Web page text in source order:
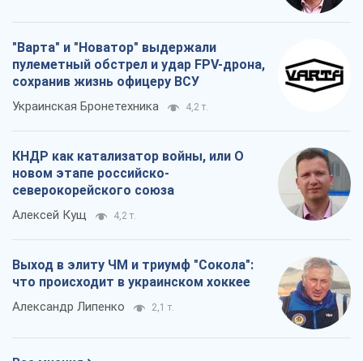
"Варта" и "Новатор" выдержали
пулеметный обстрел и удар FPV-дрона,
сохранив жизнь офицеру ВСУ
Украинская Бронетехника 4,2 т.
КНДР как катализатор войны, или О
новом этапе российско-
северокорейского союза
Алексей Кущ 4,2 т.
Выход в элиту ЧМ и триумф "Сокола":
что происходит в украинском хоккее
Александр Липенко 2,1 т.